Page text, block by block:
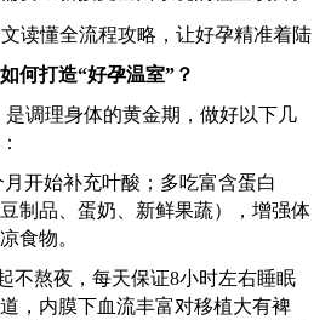
何打造“好孕温室”？
是调理身体的黄金期，做好以下几
月开始补充叶酸；多吃富含蛋白
制品、蛋奶、新鲜果蔬），增强体
食物。
不熬夜，每天保证8小时左右睡眠
，内膜下血流丰富对移植大有裨